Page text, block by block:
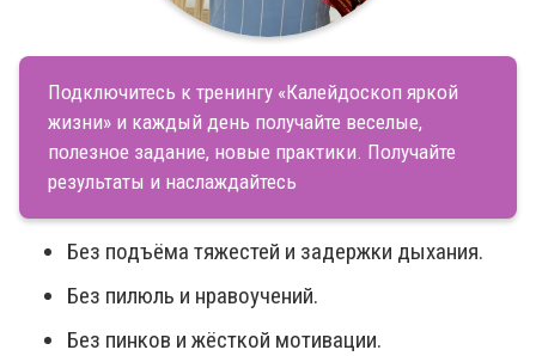
Подключитесь к тренингу «Калейдоскоп яркой
жизни» и каждый день получайте веселые,
полезное задание, новые практики. Получайте
результаты и наслаждайтесь
Без подъёма тяжестей и задержки дыхания.
Без пилюль и нравоучений.
Без пинков и жёсткой мотивации.